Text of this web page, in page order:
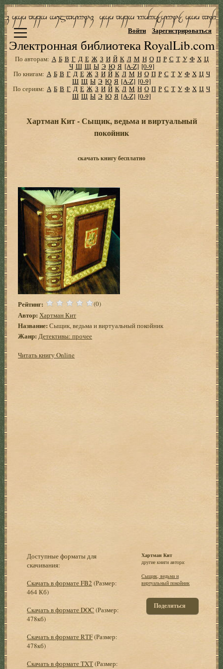
Электронная библиотека RoyalLib.com
Войти Зарегистрироваться
По авторам: А Б В Г Д Е Ж З И Й К Л М Н О П Р С Т У Ф Х Ц
Ч Ш Щ Ы Э Ю Я [A-Z] [0-9]
По книгам: А Б В Г Д Е Ж З И Й К Л М Н О П Р С Т У Ф Х Ц Ч
Ш Щ Ы Э Ю Я [A-Z] [0-9]
По сериям: А Б В Г Д Е Ж З И Й К Л М Н О П Р С Т У Ф Х Ц Ч
Ш Щ Ы Э Ю Я [A-Z] [0-9]
Хартман Кит - Сыщик, ведьма и виртуальный
покойник
скачать книгу бесплатно
Рейтинг: (0)
Автор: Хартман Кит
Название: Сыщик, ведьма и виртуальный покойник
Жанр: Детективы: прочее
Читать книгу Online
Доступные форматы для
скачивания:
Скачать в формате FB2 (Размер:
464 Кб)
Скачать в формате DOC (Размер:
478кб)
Скачать в формате RTF(Размер:
478кб)
Скачать в формате TXT(Размер:
Хартман Кит
другие книги автора:
Сыщик, ведьма и
виртуальный покойник
Поделиться